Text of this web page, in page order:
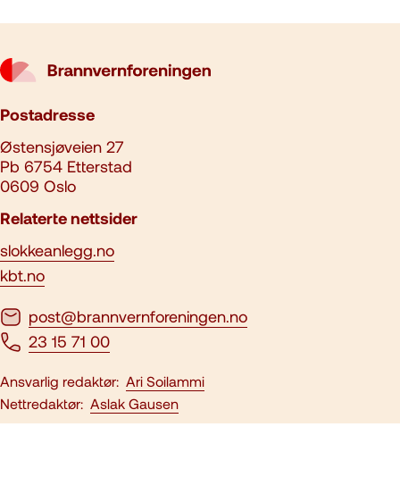
Postadresse
Østensjøveien 27
Pb 6754 Etterstad
0609 Oslo
Relaterte nettsider
slokkeanlegg.no
kbt.no
post@brannvernforeningen.no
23 15 71 00
Ansvarlig redaktør: Ari Soilammi
Nettredaktør: Aslak Gausen